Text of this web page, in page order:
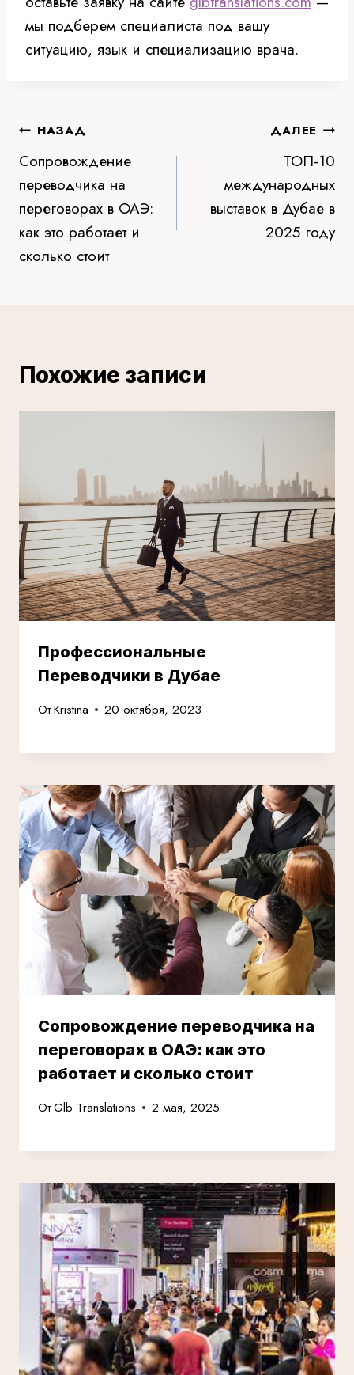
мы подберем специалиста под вашу
ситуацию, язык и специализацию врача.
Навигация
по
записям
НАЗАД
Сопровождение
переводчика на
переговорах в ОАЭ:
как это работает и
сколько стоит
ДАЛЕЕ
ТОП-10
международных
выставок в Дубае в
2025 году
Похожие записи
Профессиональные
Переводчики в Дубае
ОтKristina 20 октября, 2023
Сопровождение переводчика на
переговорах в ОАЭ: как это
работает и сколько стоит
ОтGlb Translations 2 мая, 2025